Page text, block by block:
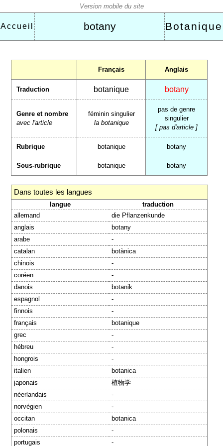
Accueil botany Botanique
Français Anglais
Traduction botanique botany
Genre et nombre
avec l'article
féminin singulier
la botanique
pas de genre
singulier
[ pas d'article ]
Rubrique botanique botany
Sous-rubrique botanique botany
Dans toutes les langues
langue
traduction
allemand
die Pflanzenkunde
anglais
botany
arabe
-
catalan
botànica
chinois
-
coréen
-
danois
botanik
espagnol
-
finnois
-
français
botanique
grec
-
hébreu
-
hongrois
-
italien
botanica
japonais
植物学
néerlandais
-
norvégien
-
occitan
botanica
polonais
-
portugais
-